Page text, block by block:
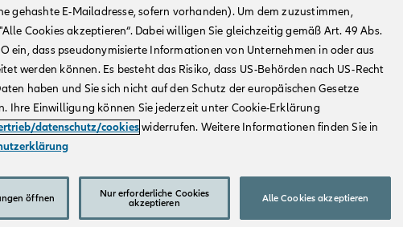
gehashte E-Mailadresse, sofern vorhanden). Um dem zuzustimmen,
Cookies akzeptieren“. Dabei willigen Sie gleichzeitig gemäß Art. 49 Abs.
ein, dass pseudonymisierte Informationen von Unternehmen in oder aus
werden können. Es besteht das Risiko, dass US-Behörden nach US-Recht
haben und Sie sich nicht auf den Schutz der europäischen Gesetze
Ihre Einwilligung können Sie jederzeit unter Cookie-Erklärung
datenschutz/cookieswiderrufen. Weitere Informationen finden Sie in
öffnen
Nur erforderliche Cookies
akzeptieren
Alle Cookies akzeptieren